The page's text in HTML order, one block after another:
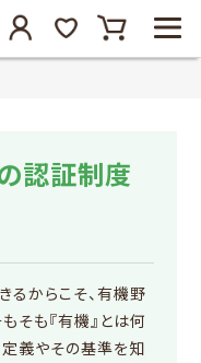
認証制度
るからこそ、有機野
そも『有機』とは何
義やその基準を知